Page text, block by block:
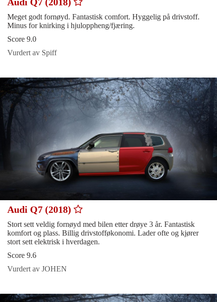
Meget godt fornøyd. Fantastisk comfort. Hyggelig på drivstoff.
Minus for knirking i hjuloppheng/fjæring.
Score 9.0
Vurdert av Spiff
Audi Q7 (2018)
Stort sett veldig fornøyd med bilen etter drøye 3 år. Fantastisk
komfort og plass. Billig drivstofføkonomi. Lader ofte og kjører
stort sett elektrisk i hverdagen.
Score 9.6
Vurdert av JOHEN